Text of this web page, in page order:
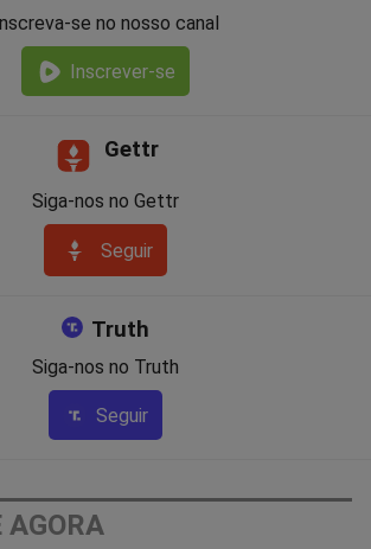
se no nosso canal
Inscrever-se
Gettr
Siga-nos no Gettr
Seguir
Truth
Siga-nos no Truth
Seguir
AGORA